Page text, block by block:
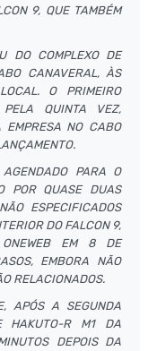
9, QUE TAMBÉM
DO COMPLEXO DE
CANAVERAL, ÀS
O PRIMEIRO
PELA QUINTA VEZ,
NO CABO
PARA O
POR QUASE DUAS
ESPECIFICADOS
DO FALCON 9,
ONEWEB EM 8 DE
EMBORA NÃO
RELACIONADOS.
APÓS A SEGUNDA
HAKUTO-R M1 DA
DEPOIS DA